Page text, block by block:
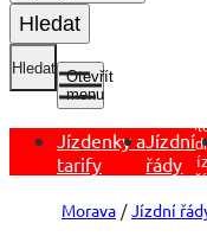
Hledat
Hledat
Otevřít
menu
Jízdenky a
tarify
Jízdní
řády
Morava Jízdní